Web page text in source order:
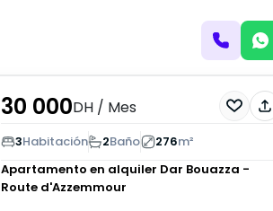
30 000DH/ Mes
3Habitación 2Baño 276m²
Apartamento en alquiler Dar Bouazza -
Route d'Azzemmour